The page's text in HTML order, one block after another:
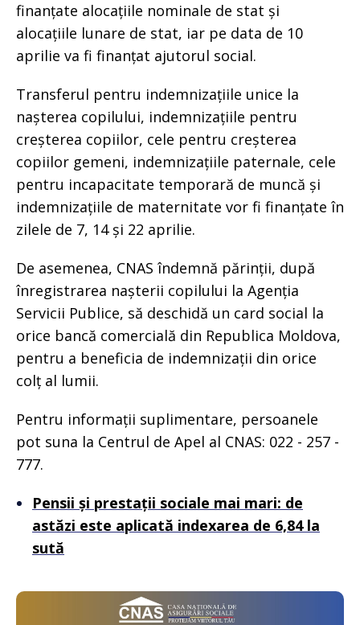
finanțate alocațiile nominale de stat și
alocațiile lunare de stat, iar pe data de 10
aprilie va fi finanțat ajutorul social.
Transferul pentru indemnizațiile unice la
nașterea copilului, indemnizațiile pentru
creșterea copiilor, cele pentru creșterea
copiilor gemeni, indemnizațiile paternale, cele
pentru incapacitate temporară de muncă și
indemnizațiile de maternitate vor fi finanțate în
zilele de 7, 14 și 22 aprilie.
De asemenea, CNAS îndemnă părinții, după
înregistrarea nașterii copilului la Agenția
Servicii Publice, să deschidă un card social la
orice bancă comercială din Republica Moldova,
pentru a beneficia de indemnizații din orice
colț al lumii.
Pentru informații suplimentare, persoanele
pot suna la Centrul de Apel al CNAS: 022 - 257 -
777.
Pensii și prestații sociale mai mari: de
astăzi este aplicată indexarea de 6,84 la
sută